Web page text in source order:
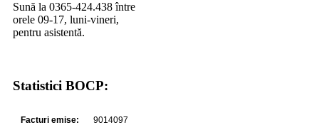
Sună la 0365-424.438 între
orele 09-17, luni-vineri,
pentru asistentă.
Statistici BOCP: